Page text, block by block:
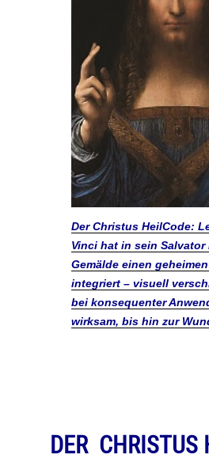
Der Christus HeilCode:
Vinci hat in sein Salvator
Gemälde einen
integriert – visuell
bei konsequenter
wirksam, bis hin zur
DER CHRISTUS